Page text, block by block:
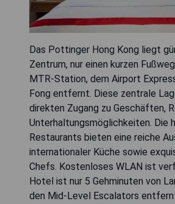
Das Pottinger Hong Kong liegt
Zentrum, nur einen kurzen
MTR-Station, dem Airport
Fong entfernt. Diese zentrale
direkten Zugang zu Geschäften,
Unterhaltungsmöglichkeiten. Die
Restaurants bieten eine reiche
internationaler Küche sowie
Chefs. Kostenloses WLAN ist
Hotel ist nur 5 Gehminuten von
den Mid-Level Escalators